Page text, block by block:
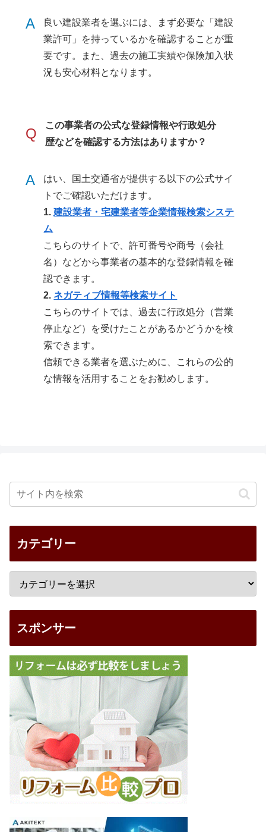
A
良い建設業者を選ぶには、まず必要な「建設
業許可」を持っているかを確認することが重
要です。また、過去の施工実績や保険加入状
況も安心材料となります。
Q
この事業者の公式な登録情報や行政処分
歴などを確認する方法はありますか？
A
はい、国土交通省が提供する以下の公式サイ
トでご確認いただけます。
1.建設業者・宅建業者等企業情報検索システ
ム
こちらのサイトで、許可番号や商号（会社
名）などから事業者の基本的な登録情報を確
認できます。
2.ネガティブ情報等検索サイト
こちらのサイトでは、過去に行政処分（営業
停止など）を受けたことがあるかどうかを検
索できます。
信頼できる業者を選ぶために、これらの公的
な情報を活用することをお勧めします。
カテゴリー
スポンサー